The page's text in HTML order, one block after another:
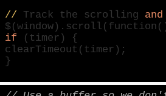
// Track the scrolling and
$(window
if (timer) {
clearTimeout(timer);
}